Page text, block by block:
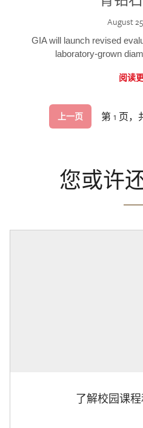
August
GIA will launch revised
laboratory-grown
阅读
上一页 第 1 页，
您或许
了解校园课